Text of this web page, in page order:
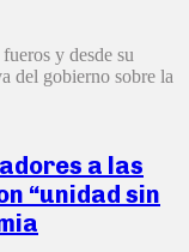
y desde su
del gobierno sobre la
a las
“unidad sin